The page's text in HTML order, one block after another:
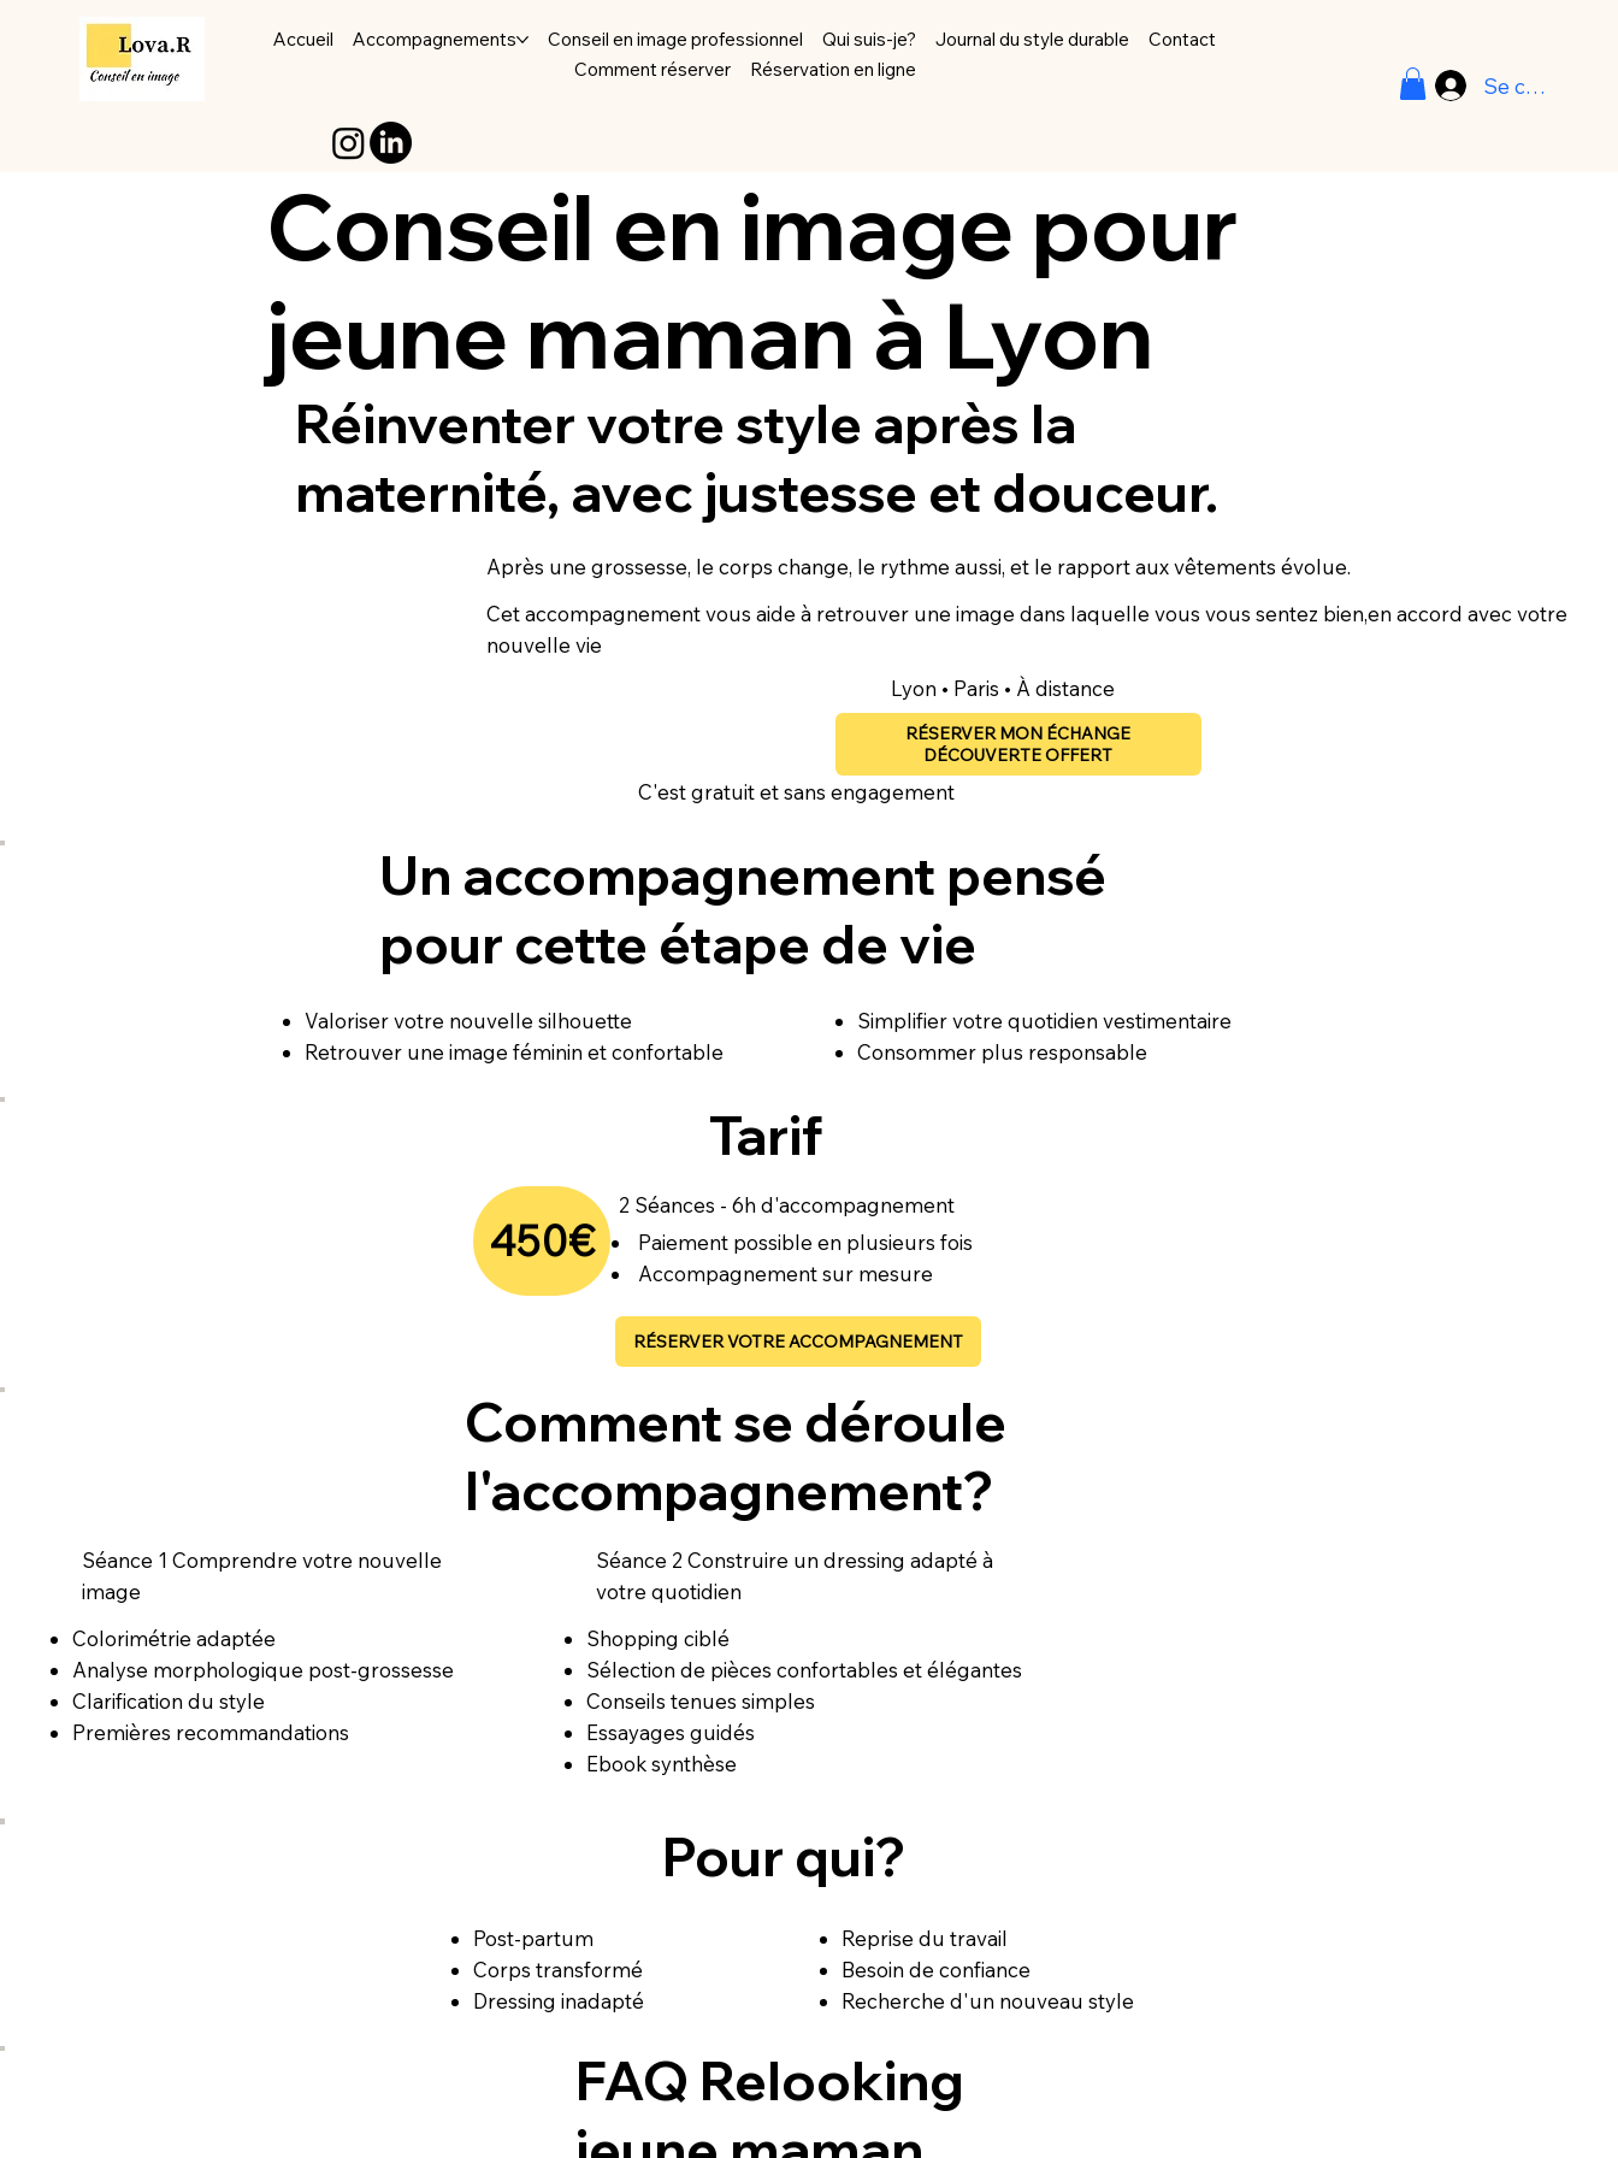
Accueil Accompagnements Conseil en image professionnel Qui suis-je? Journal du style durable
Contact
Comment réserver
Réservation en ligne
Se connecter
Conseil en image pour
jeune maman à Lyon
Réinventer votre style après la
maternité, avec justesse et douceur.
Après une grossesse, le corps change, le rythme aussi, et le rapport aux vêtements évolue.
Cet accompagnement vous aide à retrouver une image dans laquelle vous vous sentez bien,en accord avec votre
nouvelle vie
Lyon • Paris • À distance
RÉSERVER MON ÉCHANGE
DÉCOUVERTE OFFERT
C'est gratuit et sans engagement
Un accompagnement pensé
pour cette étape de vie
Valoriser votre nouvelle silhouette
Retrouver une image féminin et confortable
Simplifier votre quotidien vestimentaire
Consommer plus responsable
Tarif
450€
2 Séances - 6h d'accompagnement
Paiement possible en plusieurs fois
Accompagnement sur mesure
RÉSERVER VOTRE ACCOMPAGNEMENT
Comment se déroule
l'accompagnement?
Séance 1 Comprendre votre nouvelle
image
Colorimétrie adaptée
Analyse morphologique post-grossesse
Clarification du style
Premières recommandations
Séance 2 Construire undressing adapté à
votre quotidien
Shopping ciblé
Sélection de pièces confortables et élégantes
Conseils tenues simples
Essayages guidés
Ebook synthèse
Pour qui?
Post-partum
Corps transformé
Dressing inadapté
Reprise du travail
Besoin de confiance
Recherche d'un nouveau style
FAQ Relooking